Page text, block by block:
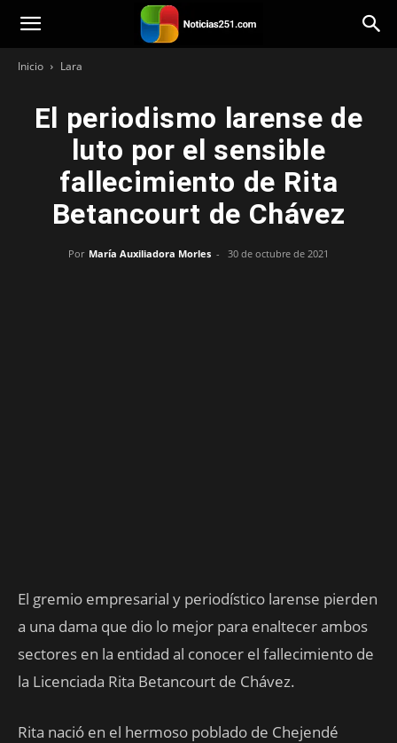
Noticias251
Inicio Lara
El periodismo larense de
luto por el sensible
fallecimiento de Rita
Betancourt de Chávez
Por María Auxiliadora Morles - 30 de octubre de 2021
El gremio empresarial y periodístico larense pierden
a una dama que dio lo mejor para enaltecer ambos
sectores en la entidad al conocer el fallecimiento de
la Licenciada Rita Betancourt de Chávez.
Rita nació en el hermoso poblado de Chejendé